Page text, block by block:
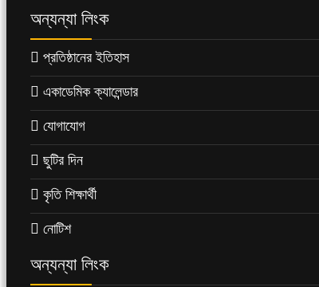
অন্যন্যা লিংক
প্রতিষ্ঠানের ইতিহাস
একাডেমিক ক্যালেন্ডার
যোগাযোগ
ছুটির দিন
কৃতি শিক্ষার্থী
নোটিশ
অন্যন্যা লিংক